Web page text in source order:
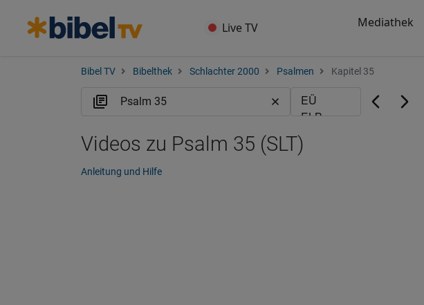
Live TV Mediathek
Bibel TV Bibelthek Schlachter 2000 Psalmen Kapitel 35
Videos zu Psalm 35 (SLT)
Anleitung und Hilfe